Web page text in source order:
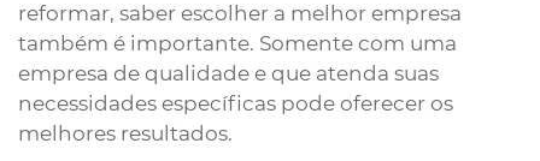
reformar, saber escolher a melhor empresa
também é importante. Somente com uma
empresa de qualidade e que atenda suas
necessidades específicas pode oferecer os
melhores resultados.